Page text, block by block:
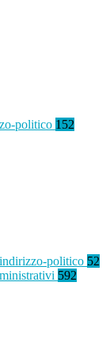
politico 152
politico 52
592